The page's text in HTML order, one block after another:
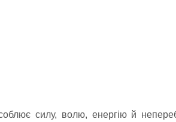
силу, волю, енергію й